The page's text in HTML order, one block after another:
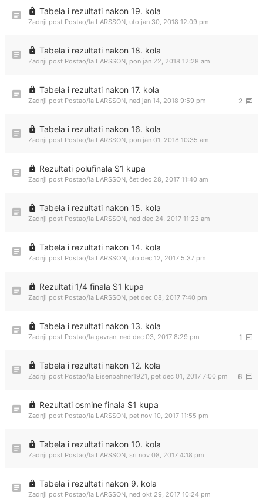
Tabela i rezultati nakon 19. kola
Zadnji post Postao/la LARSSON, uto jan 30, 2018 12:09 pm
Tabela i rezultati nakon 18. kola
Zadnji post Postao/la LARSSON, pon jan 22, 2018 12:28 am
Tabela i rezultati nakon 17. kola
2
Zadnji post Postao/la LARSSON, ned jan 14, 2018 9:59 pm
Tabela i rezultati nakon 16. kola
Zadnji post Postao/la LARSSON, pon jan 01, 2018 10:35 am
Rezultati polufinala S1 kupa
Zadnji post Postao/la LARSSON, čet dec 28, 2017 11:40 am
Tabela i rezultati nakon 15. kola
Zadnji post Postao/la LARSSON, ned dec 24, 2017 11:23 am
Tabela i rezultati nakon 14. kola
Zadnji post Postao/la LARSSON, uto dec 12, 2017 5:37 pm
Rezultati 1/4 finala S1 kupa
Zadnji post Postao/la LARSSON, pet dec 08, 2017 7:40 pm
Tabela i rezultati nakon 13. kola
1
Zadnji post Postao/la gavran, ned dec 03, 2017 8:29 pm
Tabela i rezultati nakon 12. kola
6
Zadnji post Postao/la Eisenbahner1921, pet dec 01, 2017 7:00 pm
Rezultati osmine finala S1 kupa
Zadnji post Postao/la LARSSON, pet nov 10, 2017 11:55 pm
Tabela i rezultati nakon 10. kola
Zadnji post Postao/la LARSSON, sri nov 08, 2017 4:18 pm
Tabela i rezultati nakon 9. kola
Zadnji post Postao/la LARSSON, ned okt 29, 2017 10:24 pm